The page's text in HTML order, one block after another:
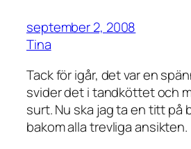
september 2, 2008
Tina
Tack för igår, det var en
svider det i tandköttet och
surt. Nu ska jag ta en titt på
bakom alla trevliga ansikten.